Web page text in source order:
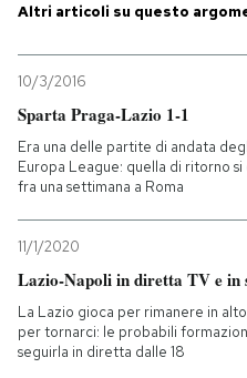
I MIEI PREFERITI
SHOP
CALENDARIO
Altri articoli su questo
10/3/2016
Sparta Praga-Lazio 1-1
Era una delle partite di andata
Europa League: quella di ritorno
fra una settimana a Roma
11/1/2020
Lazio-Napoli in diretta TV e in
La Lazio gioca per rimanere in
per tornarci: le probabili
seguirla in diretta dalle 18